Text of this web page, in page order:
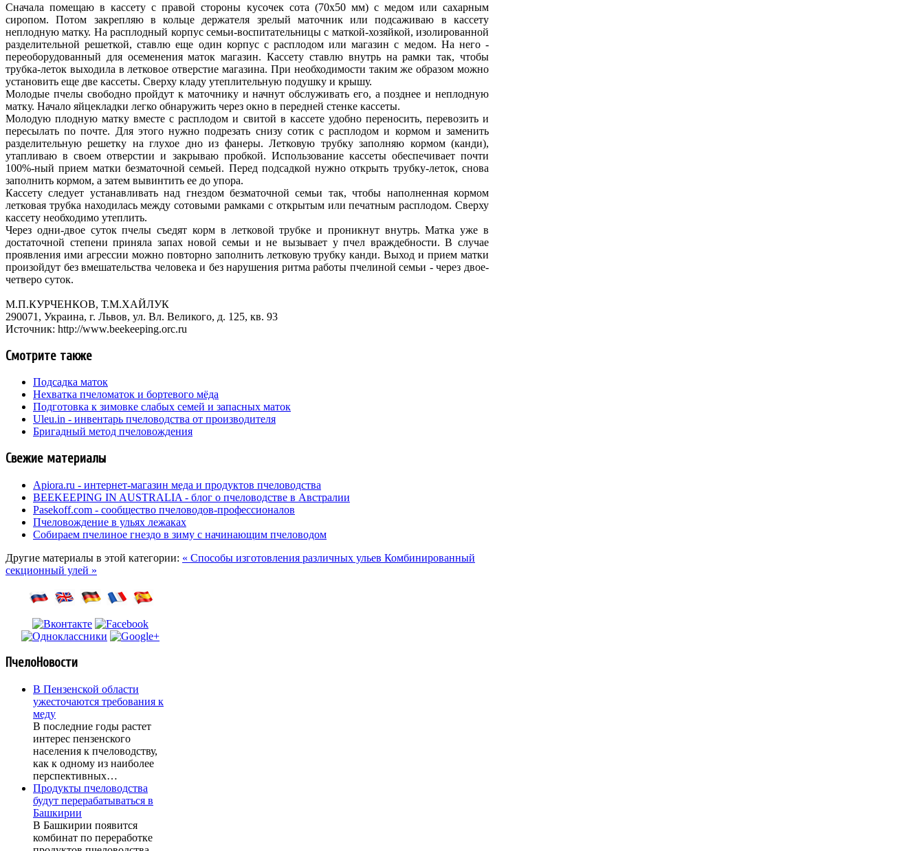
Сначала помещаю в кассету с правой стороны кусочек сота (70х50 мм) с медом или сахарным
сиропом. Потом закрепляю в кольце держателя зрелый маточник или подсаживаю в кассету
неплодную матку. На расплодный корпус семьи-воспитательницы с маткой-хозяйкой, изолированной
разделительной решеткой, ставлю еще один корпус с расплодом или магазин с медом. На него -
переоборудованный для осеменения маток магазин. Кассету ставлю внутрь на рамки так, чтобы
трубка-леток выходила в летковое отверстие магазина. При необходимости таким же образом можно
установить еще две кассеты. Сверху кладу утеплительную подушку и крышу.
Молодые пчелы свободно пройдут к маточнику и начнут обслуживать его, а позднее и неплодную
матку. Начало яйцекладки легко обнаружить через окно в передней стенке кассеты.
Молодую плодную матку вместе с расплодом и свитой в кассете удобно переносить, перевозить и
пересылать по почте. Для этого нужно подрезать снизу сотик с расплодом и кормом и заменить
разделительную решетку на глухое дно из фанеры. Летковую трубку заполняю кормом (канди),
утапливаю в своем отверстии и закрываю пробкой. Использование кассеты обеспечивает почти
100%-ный прием матки безматочной семьей. Перед подсадкой нужно открыть трубку-леток, снова
заполнить кормом, а затем вывинтить ее до упора.
Кассету следует устанавливать над гнездом безматочной семьи так, чтобы наполненная кормом
летковая трубка находилась между сотовыми рамками с открытым или печатным расплодом. Сверху
кассету необходимо утеплить.
Через одни-двое суток пчелы съедят корм в летковой трубке и проникнут внутрь. Матка уже в
достаточной степени приняла запах новой семьи и не вызывает у пчел враждебности. В случае
проявления ими агрессии можно повторно заполнить летковую трубку канди. Выход и прием матки
произойдут без вмешательства человека и без нарушения ритма работы пчелиной семьи - через двое-
четверо суток.
М.П.КУРЧЕНКОВ, Т.М.ХАЙЛУК
290071, Украина, г. Львов, ул. Вл. Великого, д. 125, кв. 93
Источник: http://www.beekeeping.orc.ru
Смотрите также
Подсадка маток
Нехватка пчеломаток и бортевого мёда
Подготовка к зимовке слабых семей и запасных маток
Uleu.in - инвентарь пчеловодства от производителя
Бригадный метод пчеловождения
Свежие материалы
Apiora.ru - интернет-магазин меда и продуктов пчеловодства
BEEKEEPING IN AUSTRALIA - блог о пчеловодстве в Австралии
Pasekoff.com - сообщество пчеловодов-профессионалов
Пчеловождение в ульях лежаках
Собираем пчелиное гнездо в зиму с начинающим пчеловодом
Другие материалы в этой категории: « Способы изготовления различных ульев Комбинированный
секционный улей »
ПчелоНовости
В Пензенской области
ужесточаются требования к
меду
В последние годы растет
интерес пензенского
населения к пчеловодству,
как к одному из наиболее
перспективных…
Продукты пчеловодства
будут перерабатываться в
Башкирии
В Башкирии появится
комбинат по переработке